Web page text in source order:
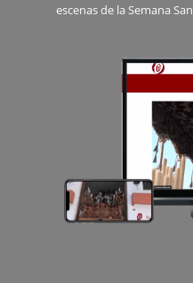
escenas de la Semana